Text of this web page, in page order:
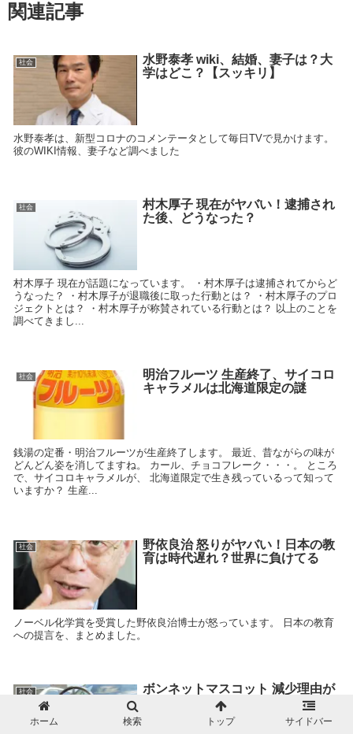
関連記事
社会
水野泰孝 wiki、結婚、妻子は？大
学はどこ？【スッキリ】
水野泰孝は、新型コロナのコメンテータとして毎日TVで見かけます。
彼のWIKI情報、妻子など調べました
社会
村木厚子 現在がヤバい！逮捕され
た後、どうなった？
村木厚子 現在が話題になっています。 ・村木厚子は逮捕されてからど
うなった？ ・村木厚子が退職後に取った行動とは？ ・村木厚子のプロ
ジェクトとは？ ・村木厚子が称賛されている行動とは？ 以上のことを
調べてきまし...
社会
明治フルーツ 生産終了、サイコロ
キャラメルは北海道限定の謎
銭湯の定番・明治フルーツが生産終了します。 最近、昔ながらの味が
どんどん姿を消してますね。 カール、チョコフレーク・・・。 ところ
で、サイコロキャラメルが、 北海道限定で生き残っているって知って
いますか？ 生産...
社会
野依良治 怒りがヤバい！日本の教
育は時代遅れ？世界に負けてる
ノーベル化学賞を受賞した野依良治博士が怒っています。 日本の教育
への提言を、まとめました。
社会
ボンネットマスコット 減少理由が
ヤバい！いたずら、盗難されるか
ホーム 検索 トップ サイドバー